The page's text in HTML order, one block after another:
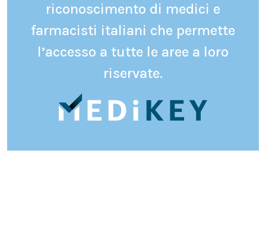
riconoscimento di medici e
farmacisti italiani che permette
l’accesso a tutte le aree a loro
riservate.